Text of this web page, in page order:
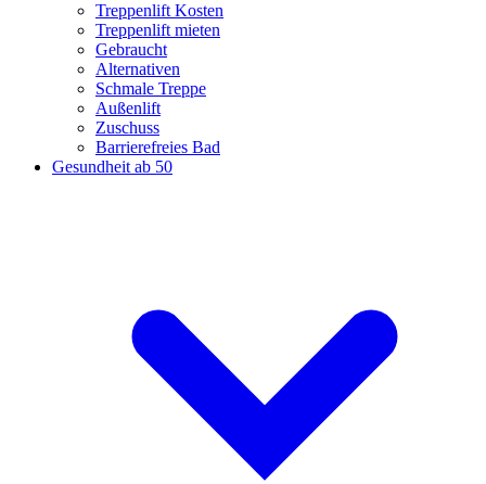
Treppenlift Kosten
Treppenlift mieten
Gebraucht
Alternativen
Schmale Treppe
Außenlift
Zuschuss
Barrierefreies Bad
Gesundheit ab 50